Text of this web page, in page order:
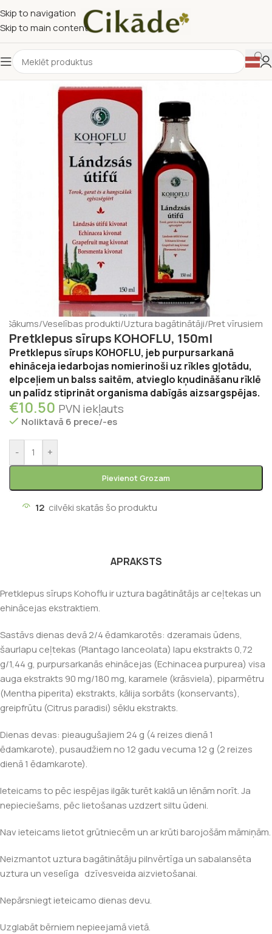
Skip to navigation
Skip to main content
Sākums/Veselības produkti/Uztura bagātinātāji/Pret vīrusiem
Pretklepus sīrups KOHOFLU, 150ml
Pretklepus sīrups KOHOFLU, jeb purpursarkanā
ehināceja iedarbojas nomierinoši uz rīkles gļotādu,
elpceļiem un balss saitēm, atvieglo kņudināšanu rīklē
un palīdz stiprināt organisma dabīgās aizsargspējas.
€10.50 PVN iekļauts
Noliktavā 6 prece/-es
- +
Pievienot Grozam
12 cilvēki skatās šo produktu
APRAKSTS
Pretklepus sīrups Kohoflu ir uztura bagātinātājs ar ceļtekas un
ehinācejas ekstraktiem.
Sastāvs dienas devā 2/4 ēdamkarotēs: dzeramais ūdens,
šaurlapu ceļtekas (Plantago lanceolata) lapu ekstrakts 0,72
g/1,44 g, purpursarkanās ehinācejas (Echinacea purpurea) visa
auga ekstrakts 90 mg/180 mg, karamele (krāsviela), piparmētru
(Mentha piperita) ekstrakts, kālija sorbāts (konservants),
greipfrūtu (Citrus paradisi) sēklu ekstrakts.
Dienas devas: pieaugušajiem 24 g (4 reizes dienā 1
ēdamkarote), pusaudžiem no 12 gadu vecuma 12 g (2 reizes
dienā 1 ēdamkarote).
Ieteicams to pēc iespējas ilgāk turēt kaklā un lēnām norīt. Ja
nepieciešams, pēc lietošanas uzdzert siltu ūdeni.
Nav ieteicams lietot grūtniecēm un ar krūti barojošām māmiņām.
Neizmantot uztura bagātinātāju pilnvērtīga un sabalansēta
uztura un veselīga dzīvesveida aizvietošanai.
Nepārsniegt ieteicamo dienas devu.
Uzglabāt bērniem nepieejamā vietā.